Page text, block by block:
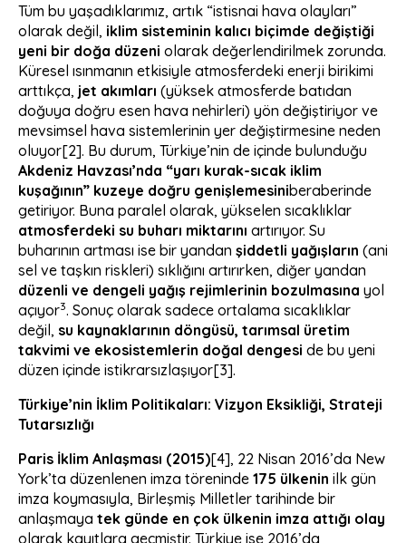
Tüm bu yaşadıklarımız, artık “istisnai hava olayları”
olarak değil, iklim sisteminin kalıcı biçimde değiştiği
yeni bir doğa düzeni olarak değerlendirilmek zorunda.
Küresel ısınmanın etkisiyle atmosferdeki enerji birikimi
arttıkça, jet akımları (yüksek atmosferde batıdan
doğuya doğru esen hava nehirleri) yön değiştiriyor ve
mevsimsel hava sistemlerinin yer değiştirmesine neden
oluyor[2]. Bu durum, Türkiye’nin de içinde bulunduğu
Akdeniz Havzası’nda “yarı kurak-sıcak iklim
kuşağının” kuzeye doğru genişlemesiniberaberinde
getiriyor. Buna paralel olarak, yükselen sıcaklıklar
atmosferdeki su buharı miktarını artırıyor. Su
buharının artması ise bir yandan şiddetli yağışların (ani
sel ve taşkın riskleri) sıklığını artırırken, diğer yandan
düzenli ve dengeli yağış rejimlerinin bozulmasına yol
açıyor3. Sonuç olarak sadece ortalama sıcaklıklar
değil, su kaynaklarının döngüsü, tarımsal üretim
takvimi ve ekosistemlerin doğal dengesi de bu yeni
düzen içinde istikrarsızlaşıyor[3].
Türkiye’nin İklim Politikaları: Vizyon Eksikliği, Strateji
Tutarsızlığı
Paris İklim Anlaşması (2015)[4], 22 Nisan 2016’da New
York’ta düzenlenen imza töreninde 175 ülkenin ilk gün
imza koymasıyla, Birleşmiş Milletler tarihinde bir
anlaşmaya tek günde en çok ülkenin imza attığı olay
olarak kayıtlara geçmiştir. Türkiye ise 2016’da